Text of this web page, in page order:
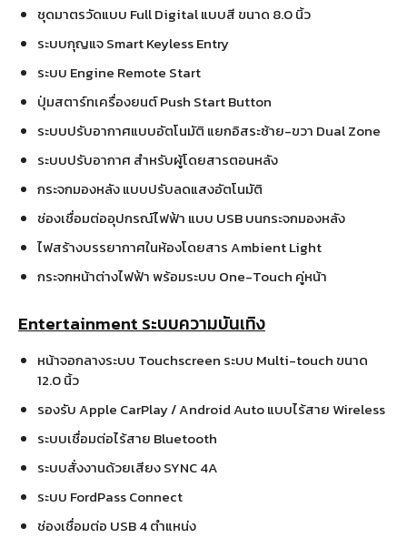
ชุดมาตรวัดแบบ Full Digital แบบสี ขนาด 8.0 นิ้ว
ระบบกุญแจ Smart Keyless Entry
ระบบ Engine Remote Start
ปุ่มสตาร์ทเครื่องยนต์ Push Start Button
ระบบปรับอากาศแบบอัตโนมัติ แยกอิสระซ้าย-ขวา Dual Zone
ระบบปรับอากาศ สำหรับผู้โดยสารตอนหลัง
กระจกมองหลัง แบบปรับลดแสงอัตโนมัติ
ช่องเชื่อมต่ออุปกรณ์ไฟฟ้า แบบ USB บนกระจกมองหลัง
ไฟสร้างบรรยากาศในห้องโดยสาร Ambient Light
กระจกหน้าต่างไฟฟ้า พร้อมระบบ One-Touch คู่หน้า
Entertainment ระบบความบันเทิง
หน้าจอกลางระบบ Touchscreen ระบบ Multi-touch ขนาด
12.0 นิ้ว
รองรับ Apple CarPlay / Android Auto แบบไร้สาย Wireless
ระบบเชื่อมต่อไร้สาย Bluetooth
ระบบสั่งงานด้วยเสียง SYNC 4A
ระบบ FordPass Connect
ช่องเชื่อมต่อ USB 4 ตำแหน่ง